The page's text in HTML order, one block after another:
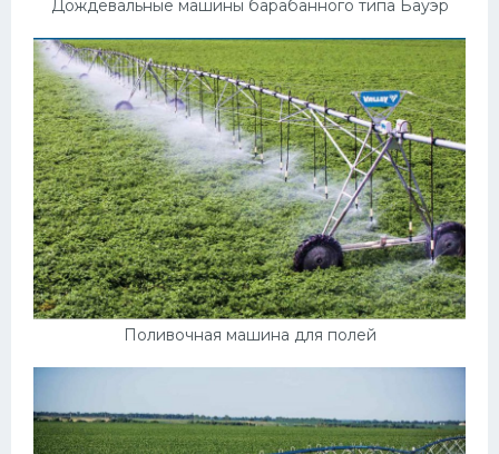
Дождевальные машины барабанного типа Бауэр
Поливочная машина для полей